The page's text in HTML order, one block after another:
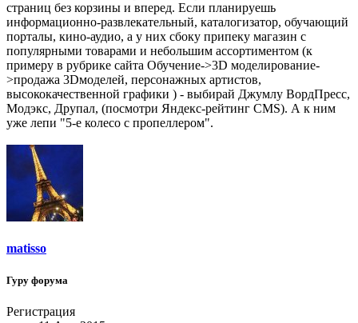
страниц без корзины и вперед. Если планируешь
информационно-развлекательный, каталогизатор, обучающий
порталы, кино-аудио, а у них сбоку припеку магазин с
популярными товарами и небольшим ассортиментом (к
примеру в рубрике сайта Обучение->3D моделирование-
>продажа 3Dмоделей, персонажных артистов,
высококачественной графики ) - выбирай Джумлу ВордПресс,
Модэкс, Друпал, (посмотри Яндекс-рейтинг CMS). А к ним
уже лепи "5-е колесо с пропеллером".
matisso
Гуру форума
Регистрация